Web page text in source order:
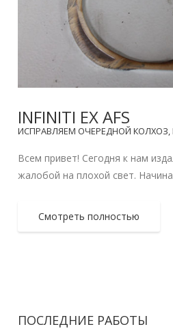
INFINITI EX AFS
ИСПРАВЛЯЕМ ОЧЕРЕДНОЙ КОЛХОЗ,
Всем привет! Сегодня к нам
жалобой на плохой свет.
Смотреть полностью
ПОСЛЕДНИЕ РАБОТЫ